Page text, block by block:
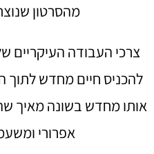
מהסרטון
צרכי העבודה העיקריים
להכניס חיים מחדש לתוך
אותו מחדש בשונה מאיך
אפרורי